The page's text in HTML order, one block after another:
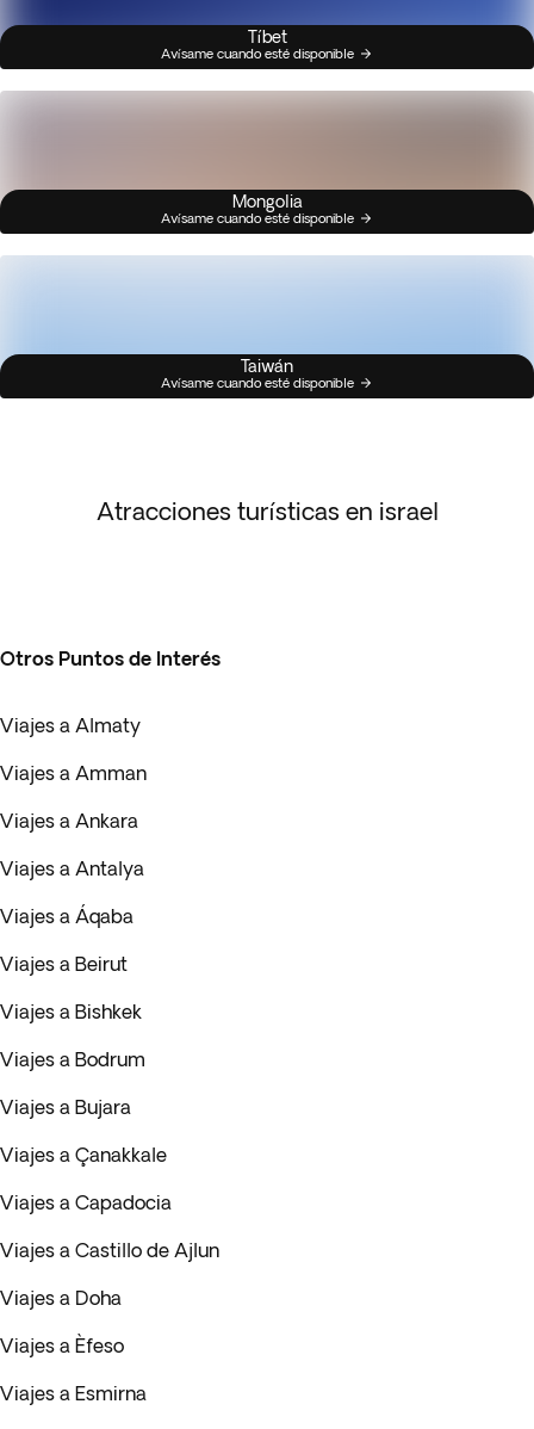
Tíbet
Avísame cuando esté disponible
Mongolia
Avísame cuando esté disponible
Taiwán
Avísame cuando esté disponible
Atracciones turísticas en israel
Otros Puntos de Interés
Viajes a Almaty
Viajes a Amman
Viajes a Ankara
Viajes a Antalya
Viajes a Áqaba
Viajes a Beirut
Viajes a Bishkek
Viajes a Bodrum
Viajes a Bujara
Viajes a Çanakkale
Viajes a Capadocia
Viajes a Castillo de Ajlun
Viajes a Doha
Viajes a Èfeso
Viajes a Esmirna